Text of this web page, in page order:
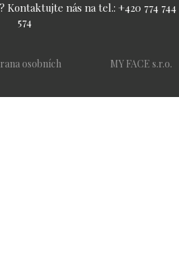
nás na tel.: +420 774 744
574
osobních
MY FACE s.r.o.